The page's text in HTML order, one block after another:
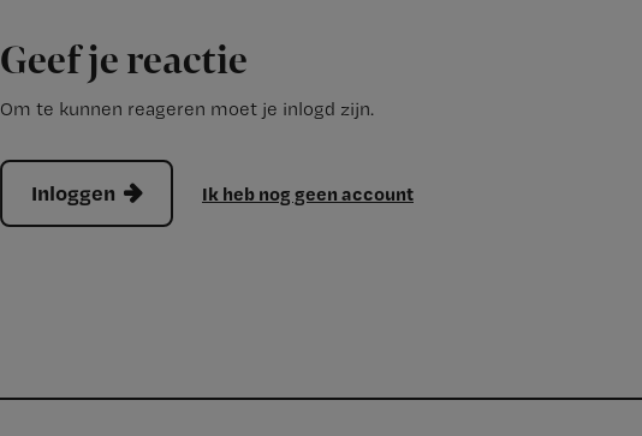
Geef je reactie
Om te kunnen reageren moet je inlogd zijn.
Inloggen Ik heb nog geen account